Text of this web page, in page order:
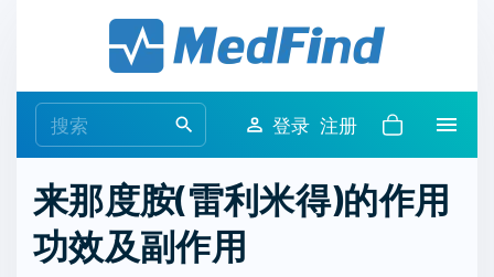
e
r
c
h
登录 注册
来那度胺(雷利米得)的作用
功效及副作用